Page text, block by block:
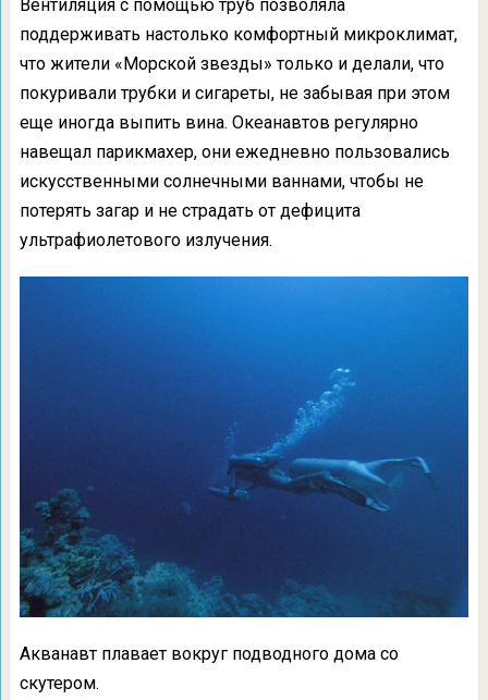
Вентиляция с помощью труб позволяла
поддерживать настолько комфортный микроклимат,
что жители «Морской звезды» только и делали, что
покуривали трубки и сигареты, не забывая при этом
еще иногда выпить вина. Океанавтов регулярно
навещал парикмахер, они ежедневно пользовались
искусственными солнечными ваннами, чтобы не
потерять загар и не страдать от дефицита
ультрафиолетового излучения.
Акванавт плавает вокруг подводного дома со
скутером.